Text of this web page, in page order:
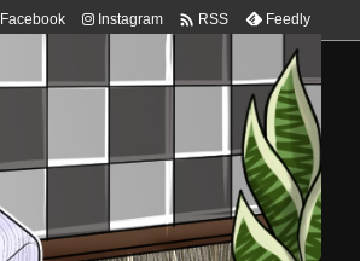
Facebook Instagram  RSS Feedly